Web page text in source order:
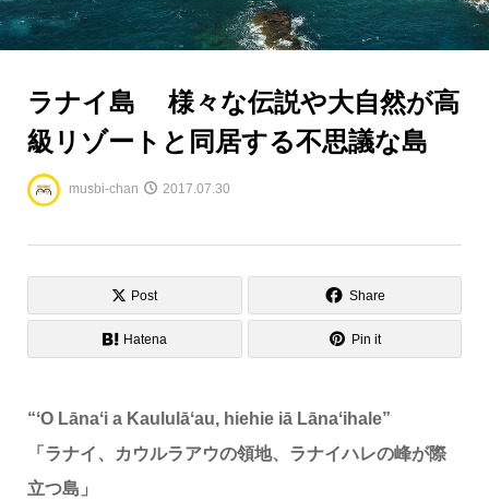
ラナイ島 様々な伝説や大自然が高
級リゾートと同居する不思議な島
musbi-chan 2017.07.30
Post Share
Hatena Pin it
“ʻO Lānaʻi a Kaululāʻau, hiehie iā Lānaʻihale”
「ラナイ、カウルラアウの領地、ラナイハレの峰が際
立つ島」